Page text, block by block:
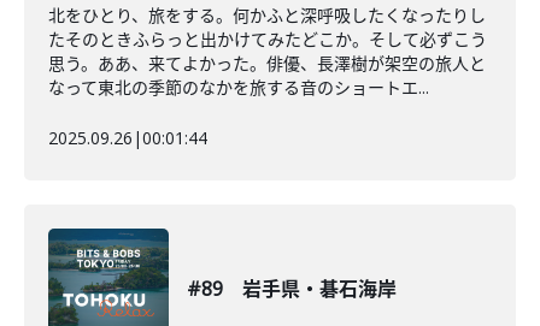
北をひとり、旅をする。何かふと深呼吸したくなったりし
たそのときふらっと出かけてみたどこか。そして必ずこう
思う。ああ、来てよかった。俳優、長澤樹が架空の旅人と
なって東北の季節のなかを旅する音のショートエ...
2025.09.26 |00:01:44
#89 岩手県・碁石海岸